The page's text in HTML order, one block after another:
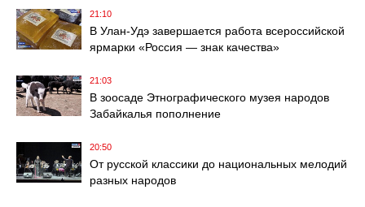
21:10
В Улан-Удэ завершается работа всероссийской
ярмарки «Россия — знак качества»
21:03
В зоосаде Этнографического музея народов
Забайкалья пополнение
20:50
От русской классики до национальных мелодий
разных народов